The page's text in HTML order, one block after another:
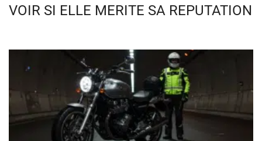
VOIR SI ELLE MERITE SA REPUTATION